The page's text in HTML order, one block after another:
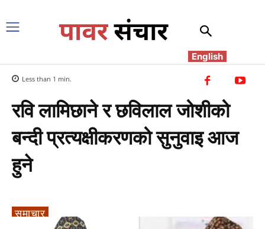
English
Less than 1 min.
रवि लामिछाने र छविलाल जोशीको
बन्दी प्रत्यक्षीकरणको सुनुवाइ आज
हुने
समाचार